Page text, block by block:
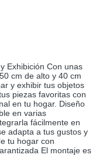
Exhibición Con unas
cm de alto y 40 cm
y exhibir tus objetos
piezas favoritas con
en tu hogar. Diseño
en varias
fácilmente en
adapta a tus gustos y
tu hogar con
El montaje es